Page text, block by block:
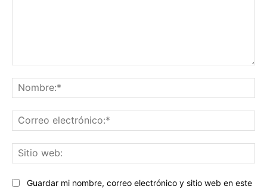
Guardar mi nombre, correo electrónico y sitio web en este